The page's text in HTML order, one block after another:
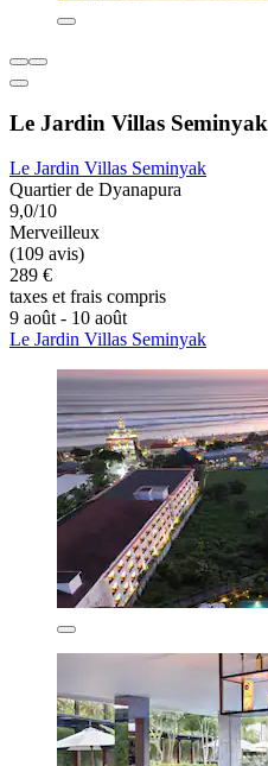
Le Jardin Villas Seminyak
Le Jardin Villas Seminyak
Quartier de Dyanapura
9,0/10
Merveilleux
(109 avis)
289 €
taxes et frais compris
9 août - 10 août
Le Jardin Villas Seminyak